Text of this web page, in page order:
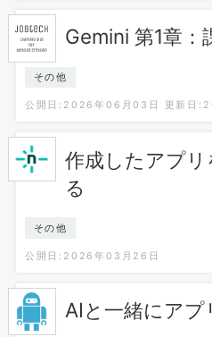
Gemini 第1章：
その他
公開日:2026年06月03日 更新日
作成したアプ
る
その他
公開日:2026年03月26日
AIと一緒にアプ